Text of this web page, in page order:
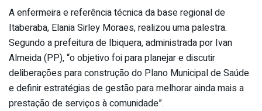
A enfermeira e referência técnica da base regional de
Itaberaba, Elania Sirley Moraes, realizou uma palestra.
Segundo a prefeitura de Ibiquera, administrada por Ivan
Almeida (PP), “o objetivo foi para planejar e discutir
deliberações para construção do Plano Municipal de Saúde
e definir estratégias de gestão para melhorar ainda mais a
prestação de serviços à comunidade”.